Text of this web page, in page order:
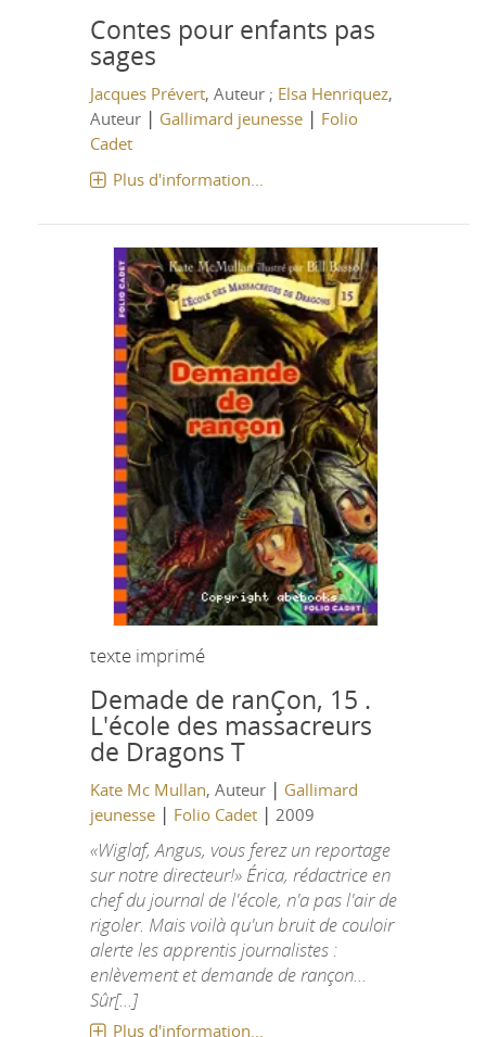
Contes pour enfants pas
sages
Jacques Prévert, Auteur ; Elsa Henriquez,
Auteur | Gallimard jeunesse| Folio
Cadet
Plus d'information...
texte imprimé
Demade de ranÇon, 15 .
L'école des massacreurs
de Dragons T
Kate Mc Mullan, Auteur | Gallimard
jeunesse| Folio Cadet| 2009
«Wiglaf, Angus, vous ferez un reportage
sur notre directeur!» Érica, rédactrice en
chef du journal de l'école, n'a pas l'air de
rigoler. Mais voilà qu'un bruit de couloir
alerte les apprentis journalistes :
enlèvement et demande de rançon...
Sûr[...]
Plus d'information...